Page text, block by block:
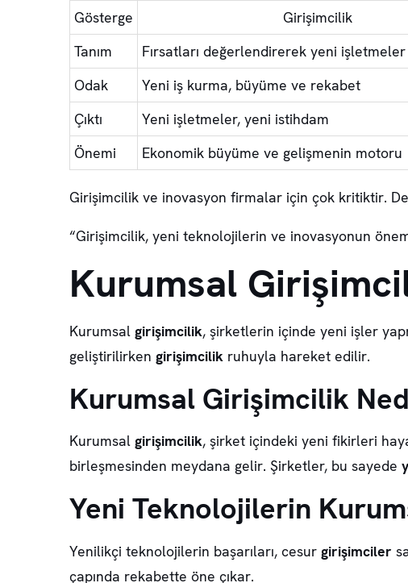
Gösterge Girişimcilik
Tanım
Fırsatları değerlendirerek yeni
Odak
Yeni iş kurma, büyüme ve rekabet
Çıktı
Yeni işletmeler, yeni istihdam
Önemi
Ekonomik büyüme ve gelişmenin motoru
Girişimcilik ve inovasyon firmalar için çok kritiktir.
“Girişimcilik, yeni teknolojilerin ve inovasyonun
Kurumsal
Kurumsal girişimcilik, şirketlerin içinde yeni işler
geliştirilirken girişimcilik ruhuyla hareket edilir.
Kurumsal Girişimcilik
Kurumsal girişimcilik, şirket içindeki yeni fikirleri
birleşmesinden meydana gelir. Şirketler, bu sayede
Yeni Teknolojilerin
Yenilikçi teknolojilerin başarıları, cesur girişimciler
çapında rekabette öne çıkar.